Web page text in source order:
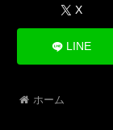
X
LINE
ホーム